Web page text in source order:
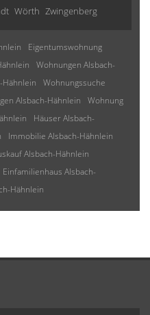
Wörth Zwingenberg
Eigentumswohnung
Wohnungen Alsbach-
Hähnlein
Wohnungssuche
Alsbach-Hähnlein
Wohnung
Häuser Alsbach-
Immobilie Alsbach-Hähnlein
Alsbach-Hähnlein
Einfamilienhaus Alsbach-
Hähnlein